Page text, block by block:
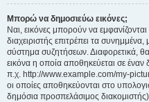
Μπορώ να δημοσιεύω εικόνες;
Ναι, εικόνες μπορούν να
διαχειριστής επιτρέπει τα
σύστημα συζητήσεων. Διαφορετικά,
εικόνα η οποία αποθηκεύεται σε
π.χ. http://www.example.com/my-
οι οποίες αποθηκεύονται στο
δημόσια προσπελάσιμος